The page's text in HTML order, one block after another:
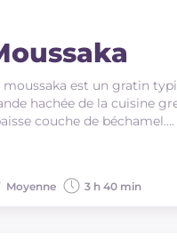
moussaka est un gratin
hachée de la cuisine
couche de béchamel.…
Moyenne 3 h 40 min